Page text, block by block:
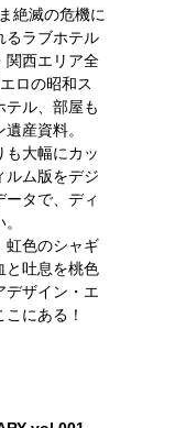
絶滅の危機に
るラブホテル
関西エリア全
ロの昭和ス
テル、部屋も
産資料。
も大幅にカッ
ルム版をデジ
ータで、ディ
虹色のシャギ
と吐息を桃色
デザイン・エ
にある！